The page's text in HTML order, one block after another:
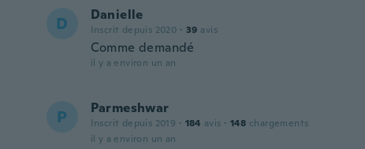
D Danielle
Inscrit depuis 2020 · 39 avis
Comme demandé
il y a environ un an
P Parmeshwar
Inscrit depuis 2019 · 184 avis · 148 chargements
il y a environ un an